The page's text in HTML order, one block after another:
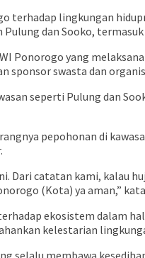
terhadap lingkungan
dan Sooko,
Ponorogo yang
sponsor swasta dan
seperti Pulung dan
pepohonan di
Dari catatan kami, kalau
(Kota) ya aman,”
ekosistem dalam
kelestarian